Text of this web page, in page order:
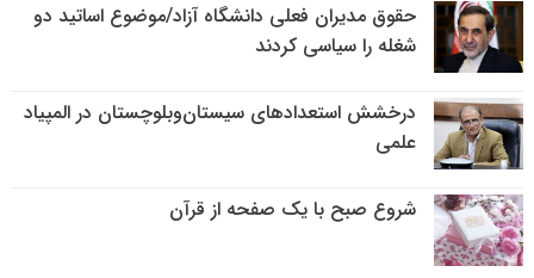
حقوق مدیران فعلی دانشگاه آزاد/موضوع اساتید دو
شغله را سیاسی کردند
درخشش استعدادهای سیستان‌وبلوچستان در المپیاد
علمی
شروع صبح با یک صفحه از قرآن